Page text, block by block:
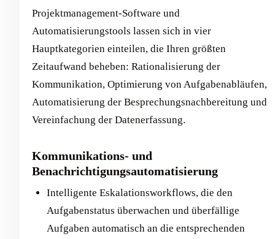
Projektmanagement-Software und
Automatisierungstools lassen sich in vier
Hauptkategorien einteilen, die Ihren größten
Zeitaufwand beheben: Rationalisierung der
Kommunikation, Optimierung von Aufgabenabläufen,
Automatisierung der Besprechungsnachbereitung und
Vereinfachung der Datenerfassung.
Kommunikations- und
Benachrichtigungsautomatisierung
Intelligente Eskalationsworkflows, die den
Aufgabenstatus überwachen und überfällige
Aufgaben automatisch an die entsprechenden